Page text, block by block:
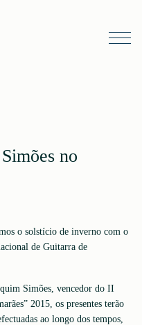
no
o solstício de inverno com o
de Guitarra de
Simões, vencedor do II
2015, os presentes terão
ao longo dos tempos,